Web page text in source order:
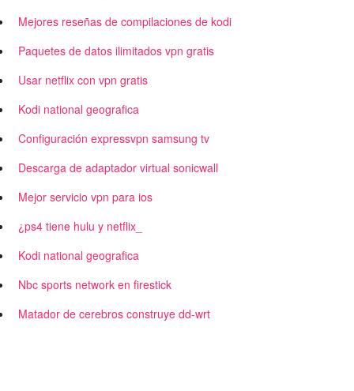
Mejores reseñas de compilaciones de kodi
Paquetes de datos ilimitados vpn gratis
Usar netflix con vpn gratis
Kodi national geografica
Configuración expressvpn samsung tv
Descarga de adaptador virtual sonicwall
Mejor servicio vpn para ios
¿ps4 tiene hulu y netflix_
Kodi national geografica
Nbc sports network en firestick
Matador de cerebros construye dd-wrt